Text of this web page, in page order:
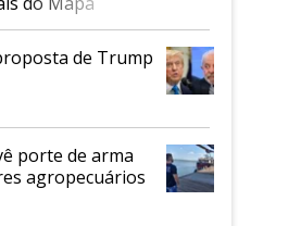
de Trump
porte de arma
agropecuários